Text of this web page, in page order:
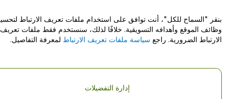
مركز المساعدة / اتصل بنا
حقوق النشر © شركة فياجوجو المحدودة 2026
تفاصيل الشركة
بنقر "السماح للكل"، أنت توافق على استخدام ملفات تعريف الارتباط
وظائف الموقع وأهدافه التسويقية. خلافًا لذلك، سنستخدم فقط ملفات تعريف
الارتباط الضرورية. راجع سياسة ملفات تعريف الارتباط لمعرفة التفاصيل.
إدارة التفضيلات